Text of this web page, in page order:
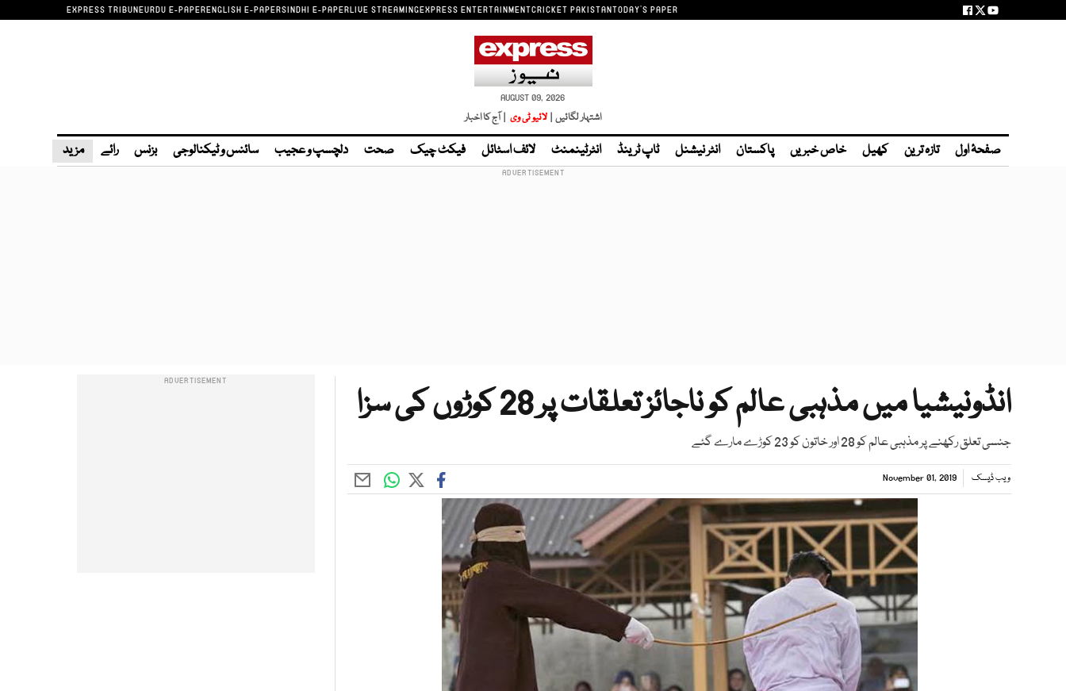
EXPRESS TRIBUNEURDU E-PAPERENGLISH E-PAPERSINDHI E-PAPERLIVE STREAMINGEXPRESS ENTERTAINMENTCRICKET PAKISTANTODAY'S PAPER
AUGUST 09, 2026
اشتہار لگائیں | لائیو ٹی وی | آج کا اخبار
صفحۂ اول تازہ ترین کھیل خاص خبریں پاکستان انٹر نیشنل ٹاپ ٹرینڈ انٹرٹینمنٹ لائف اسٹائل فیکٹ چیک صحت دلچسپ و عجیب سائنس و ٹیکنالوجی بزنس رائے مزید
انڈونیشیا میں مذہبی عالم کو ناجائز تعلقات پر 28 کوڑوں کی سزا
جنسی تعلق رکھنے پر مذہبی عالم کو 28 اور خاتون کو 23 کوڑے مارے گئے
ویب ڈیسک November 01, 2019